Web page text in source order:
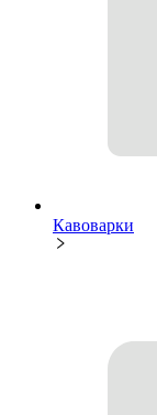
Кавоварки